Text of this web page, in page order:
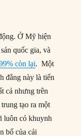
Ở Mỹ hiện
quốc gia, và
còn lại. Một
đẳng này là tiến
cả nhưng trên
tạo ra một
luôn có khuynh
bố của cải